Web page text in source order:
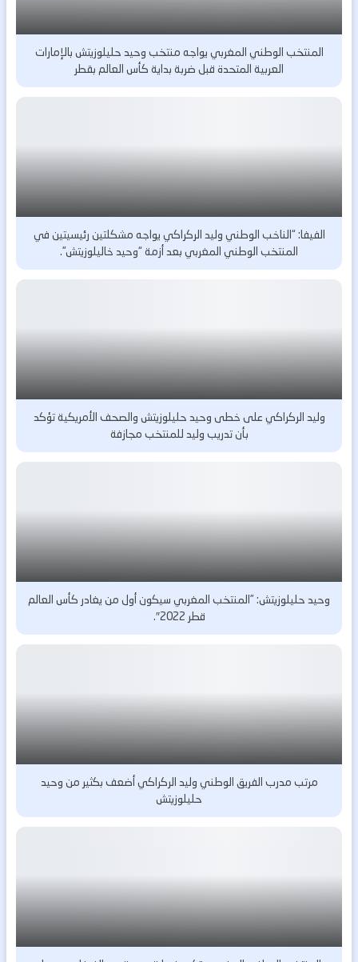
المنتخب الوطني المغربي يواجه منتخب وحيد حليلوزيتش بالإمارات
العربية المتحدة قبل ضربة بداية كأس العالم بقطر
الفيفا: “الناخب الوطني وليد الركراكي يواجه مشكلتين رئيسيتين في
المنتخب الوطني المغربي بعد أزمة “وحيد خاليلوزيتش”.
وليد الركراكي على خطى وحيد حليلوزيتش والصحف الأمريكية تؤكد
بأن تدريب وليد للمنتخب مجازفة
وحيد حليلوزيتش: ”المنتخب المغربي سيكون أول من يغادر كأس العالم
قطر 2022″.
مرتب مدرب الفريق الوطني وليد الركراكي أضعف بكثير من وحيد
حليلوزيتش